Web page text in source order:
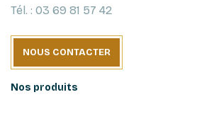
Tél. : 03 69 81 57 42
NOUS CONTACTER
Nos produits